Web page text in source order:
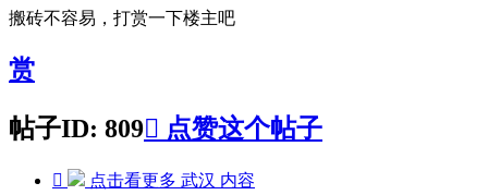
搬砖不容易，打赏一下楼主吧
赏
帖子ID: 809 点赞这个帖子
 点击看更多 武汉 内容